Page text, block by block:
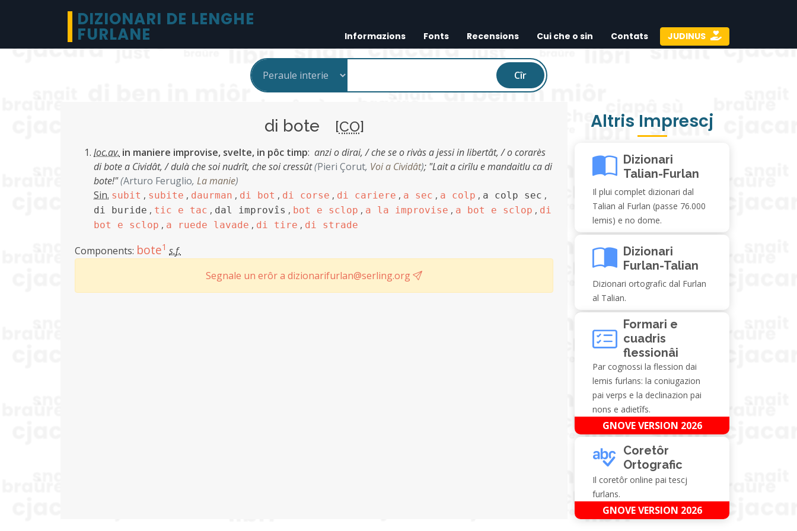
DIZIONARI DE LENGHE
FURLANE Informazions Fonts Recensions Cui che o sin Contats JUDINUS
Cîr
di bote [CO]
loc.av. in maniere improvise, svelte, in pôc timp: anzi o dirai, / che se o rivàs a jessi in libertât, / o corarès
di bote a Cividât, / dulà che soi nudrît, che soi cressût(Pieri Çorut, Voi a Cividât); "Lait a cirîlu e mandaitlu ca di
bote!"(Arturo Feruglio, La manie)
Sin. subit , subite , daurman , di bot , di corse , di cariere , a sec , a colp , a colp sec ,
di buride , tic e tac , dal improvîs , bot e sclop , a la improvise , a bot e sclop , di
bot e sclop , a ruede lavade , di tire , di strade
Components: bote1 s.f.
Segnale un erôr a dizionarifurlan@serling.org
Altris Imprescj
Dizionari
Talian-Furlan
Il plui complet dizionari dal
Talian al Furlan (passe 76.000
lemis) e no dome.
Dizionari
Furlan-Talian
Dizionari ortografic dal Furlan
al Talian.
Formari e
cuadris
flessionâi
Par cognossi la flession dai
lemis furlans: la coniugazion
pai verps e la declinazion pai
nons e adietîfs.
GNOVE VERSION 2026
Coretôr
Ortografic
Il coretôr online pai tescj
furlans.
GNOVE VERSION 2026